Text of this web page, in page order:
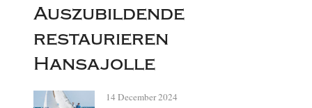
Auszubildende
restaurieren
Hansajolle
14 December 2024